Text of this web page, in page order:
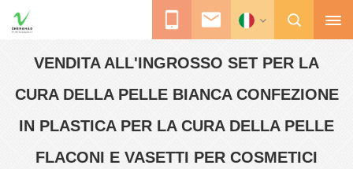
VENDITA ALL'INGROSSO SET PER LA
CURA DELLA PELLE BIANCA CONFEZIONE
IN PLASTICA PER LA CURA DELLA PELLE
FLACONI E VASETTI PER COSMETICI